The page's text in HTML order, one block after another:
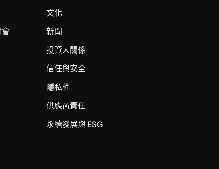
會
文化
新聞
投資人關係
信任與安全
隱私權
供應商責任
永續發展與 ESG